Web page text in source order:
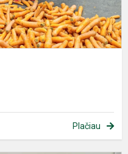
Plačiau